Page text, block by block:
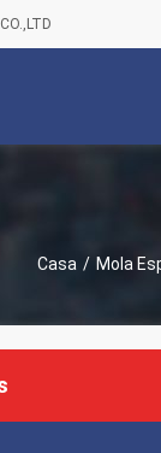
Casa / Mola